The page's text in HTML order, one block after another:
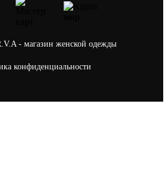
- магазин женской одежды
конфиденциальности